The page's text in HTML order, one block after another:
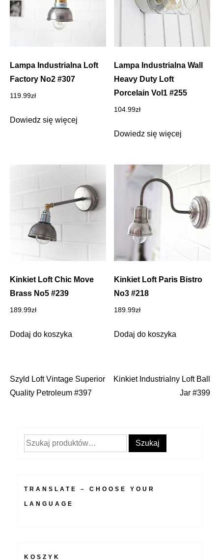
Lampa Industrialna Loft
Factory No2 #307
119.99zł
Dowiedz się więcej
Lampa Industrialna Wall
Heavy Duty Loft
Porcelain Vol1 #255
104.99zł
Dowiedz się więcej
Kinkiet Loft Chic Move
Brass No5 #239
189.99zł
Dodaj do koszyka
Kinkiet Loft Paris Bistro
No3 #218
189.99zł
Dodaj do koszyka
Nawigacja
Szyld Loft Vintage Superior
Quality Petroleum #397
Kinkiet Industrialny Loft Ball
Jar #399
Szukaj: Szukaj
TRANSLATE – CHOOSE YOUR
LANGUAGE
KOSZYK